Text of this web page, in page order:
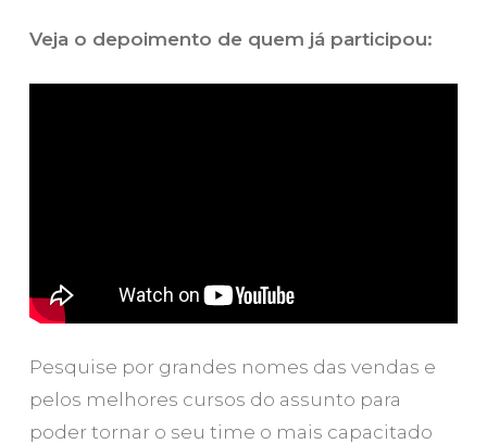
Veja o depoimento de quem já participou:
Pesquise por grandes nomes das vendas e
pelos melhores cursos do assunto para
poder tornar o seu time o mais capacitado